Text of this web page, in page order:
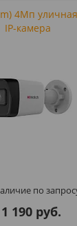
4Мп
IP-камера
по
190 руб.